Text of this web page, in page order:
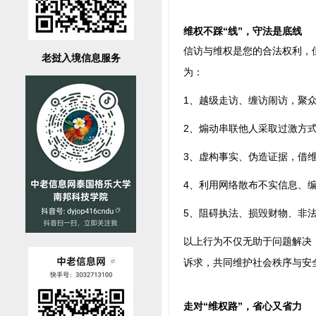
老挝入境信息服务
维权不踩“线”，守法是底线
信访与维权是您的合法权利
为：
1、越级走访、缠访闹访，聚
2、煽动串联他人采取过激方
3、虚构事实、伪造证据，借
4、利用网络散布不实信息、
5、阻碍执法、损毁财物、非
以上行为不仅无助于问题解
诉求，共同维护社会秩序与安
走对“维权路”，省心又省力